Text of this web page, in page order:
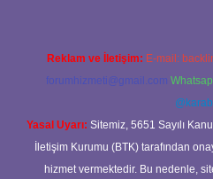
Reklam ve İletişim: E-mail:
forumhizmeti@gmail.com
Yasal Uyarı: Sitemiz, 5651 Sayılı
İletişim Kurumu (BTK) tarafından
hizmet vermektedir. Bu nedenle,